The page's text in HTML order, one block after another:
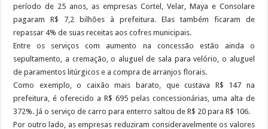
período de 25 anos, as empresas Cortel, Velar, Maya e Consolare
pagaram R$ 7,2 bilhões à prefeitura. Elas também ficaram de
repassar 4% de suas receitas aos cofres municipais.
Entre os serviços com aumento na concessão estão ainda o
sepultamento, a cremação, o aluguel de sala para velório, o aluguel
de paramentos litúrgicos e a compra de arranjos florais.
Como exemplo, o caixão mais barato, que custava R$ 147 na
prefeitura, é oferecido a R$ 695 pelas concessionárias, uma alta de
372%. Já o serviço de carro para enterro saltou de R$ 20 para R$ 106.
Por outro lado, as empresas reduziram consideravelmente os valores